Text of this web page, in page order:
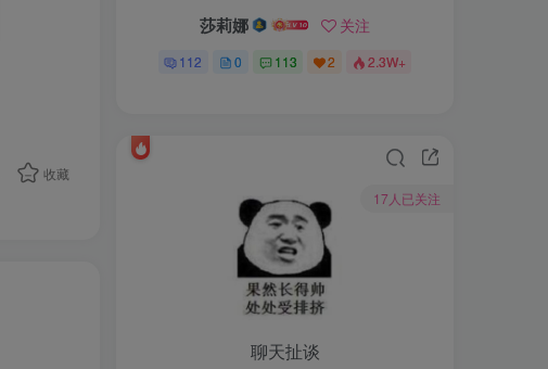
收藏
莎莉娜 关注
112 0 113 2 2.3W+
17人已关注
聊天扯谈